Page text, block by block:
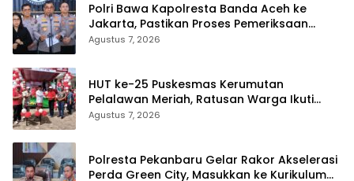
Polri Bawa Kapolresta Banda Aceh ke
Jakarta, Pastikan Proses Pemeriksaan
Profesional dan Transparan
Agustus 7, 2026
HUT ke-25 Puskesmas Kerumutan
Pelalawan Meriah, Ratusan Warga Ikuti
Jalan Santai dan Cek Kesehatan Gratis
Agustus 7, 2026
Polresta Pekanbaru Gelar Rakor Akselerasi
Perda Green City, Masukkan ke Kurikulum